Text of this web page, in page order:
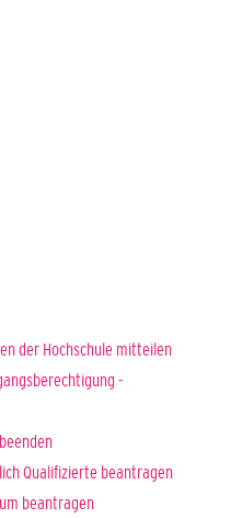
der Hochschule mitteilen
-
Qualifizierte beantragen
beantragen